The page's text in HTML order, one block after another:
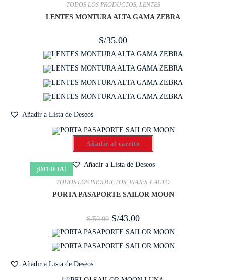
TODOS LOS PRODUCTOS, LENTES
LENTES MONTURA ALTA GAMA ZEBRA
S/35.00
Añadir a Lista de Deseos
¡OFERTA!
Añadir al carrito
Añadir a Lista de Deseos
TODOS LOS PRODUCTOS, VIAJES Y AUTO
PORTA PASAPORTE SAILOR MOON
S/50.00 S/43.00
Añadir a Lista de Deseos